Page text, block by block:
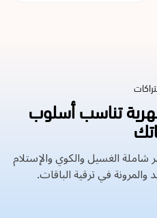
تناسب أسلوب
شاملة الغسيل والكوي والإستلام
والمرونة في ترقية الباقات.